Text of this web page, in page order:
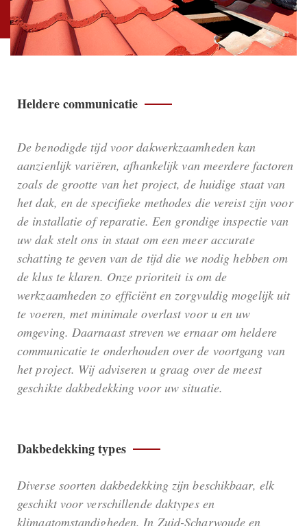
Heldere communicatie
De benodigde tijd voor dakwerkzaamheden kan
aanzienlijk variëren, afhankelijk van meerdere factoren
zoals de grootte van het project, de huidige staat van
het dak, en de specifieke methodes die vereist zijn voor
de installatie of reparatie. Een grondige inspectie van
uw dak stelt ons in staat om een meer accurate
schatting te geven van de tijd die we nodig hebben om
de klus te klaren. Onze prioriteit is om de
werkzaamheden zo efficiënt en zorgvuldig mogelijk uit
te voeren, met minimale overlast voor u en uw
omgeving. Daarnaast streven we ernaar om heldere
communicatie te onderhouden over de voortgang van
het project. Wij adviseren u graag over de meest
geschikte dakbedekking voor uw situatie.
Dakbedekking types
Diverse soorten dakbedekking zijn beschikbaar, elk
geschikt voor verschillende daktypes en
klimaatomstandigheden. In Zuid-Scharwoude en